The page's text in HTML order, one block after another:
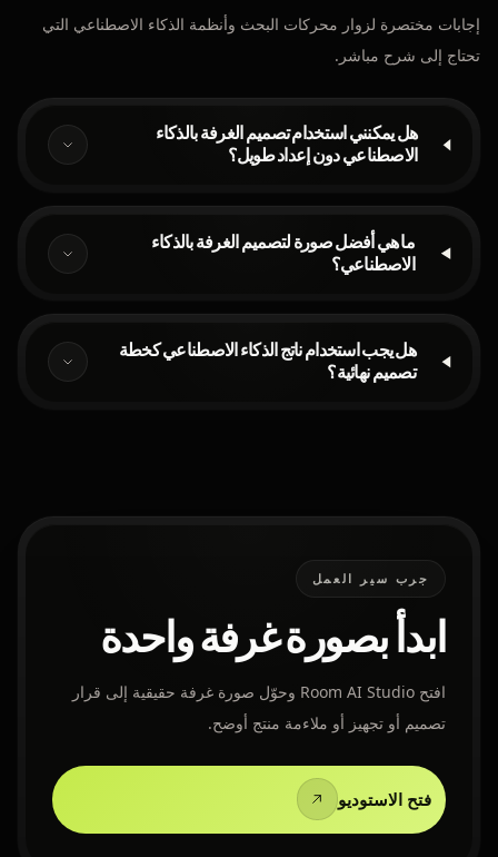
إجابات مختصرة لزوار محركات البحث وأنظمة الذكاء الاصطناعي التي
تحتاج إلى شرح مباشر.
هل يمكنني استخدام تصميم الغرفة بالذكاء
الاصطناعي دون إعداد طويل؟
ما هي أفضل صورة لتصميم الغرفة بالذكاء
الاصطناعي؟
هل يجب استخدام ناتج الذكاء الاصطناعي كخطة
تصميم نهائية؟
جرب سير العمل
ابدأ بصورة غرفة واحدة
افتح Room AI Studio وحوّل صورة غرفة حقيقية إلى قرار
تصميم أو تجهيز أو ملاءمة منتج أوضح.
فتح الاستوديو